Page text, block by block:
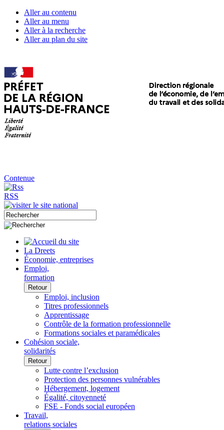
Aller au contenu
Aller au menu
Aller à la recherche
Aller au plan du site
Contenue
RSS
La Dreets
Économie, entreprises
Emploi,
formation
Retour
Emploi, inclusion
Titres professionnels
Apprentissage
Contrôle de la formation professionnelle
Formations sociales et paramédicales
Cohésion sociale,
solidarités
Retour
Lutte contre l’exclusion
Protection des personnes vulnérables
Hébergement, logement
Égalité, citoyenneté
FSE - Fonds social européen
Travail,
relations sociales